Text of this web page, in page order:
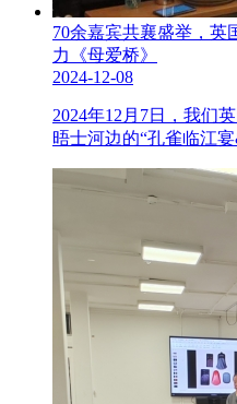
70余嘉宾共襄盛举，英
力《母爱桥》
2024-12-08
2024年12月7日，我们
晤士河边的“孔雀临江宴